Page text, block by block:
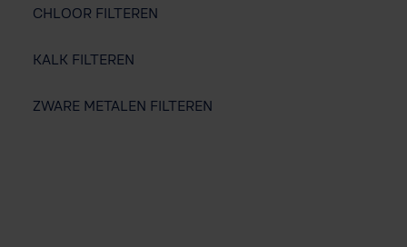
CHLOOR FILTEREN
KALK FILTEREN
ZWARE METALEN FILTEREN